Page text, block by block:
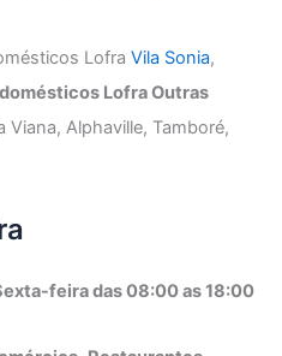
LofraVila Sonia,
Lofra Outras
Viana, Alphaville, Tamboré,
feira das 08:00 as 18:00